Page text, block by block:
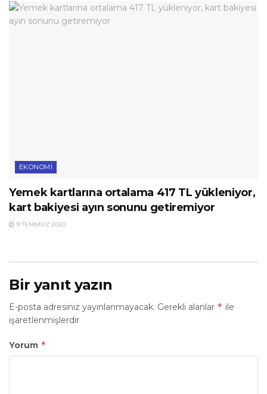
EKONOMI
Yemek kartlarına ortalama 417 TL yükleniyor,
kart bakiyesi ayın sonunu getiremiyor
9 TEMMUZ 2020
Bir yanıt yazın
E-posta adresiniz yayınlanmayacak. Gerekli alanlar * ile
işaretlenmişlerdir
Yorum *